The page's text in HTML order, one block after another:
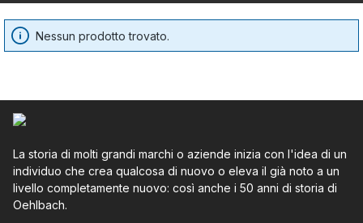
Nessun prodotto trovato.
La storia di molti grandi marchi o aziende inizia con l'idea di un
individuo che crea qualcosa di nuovo o eleva il già noto a un
livello completamente nuovo: così anche i 50 anni di storia di
Oehlbach.